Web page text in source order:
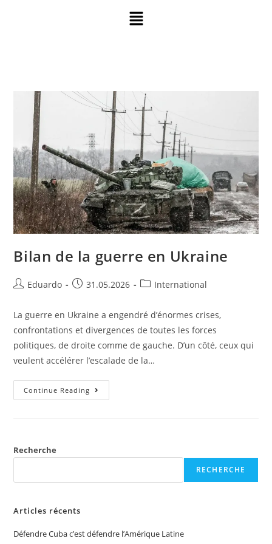
Bilan de la guerre en Ukraine
Eduardo 31.05.2026 International
La guerre en Ukraine a engendré d’énormes crises,
confrontations et divergences de toutes les forces
politiques, de droite comme de gauche. D’un côté, ceux qui
veulent accélérer l’escalade de la…
Continue Reading
Recherche
RECHERCHE
Articles récents
Défendre Cuba c’est défendre l’Amérique Latine